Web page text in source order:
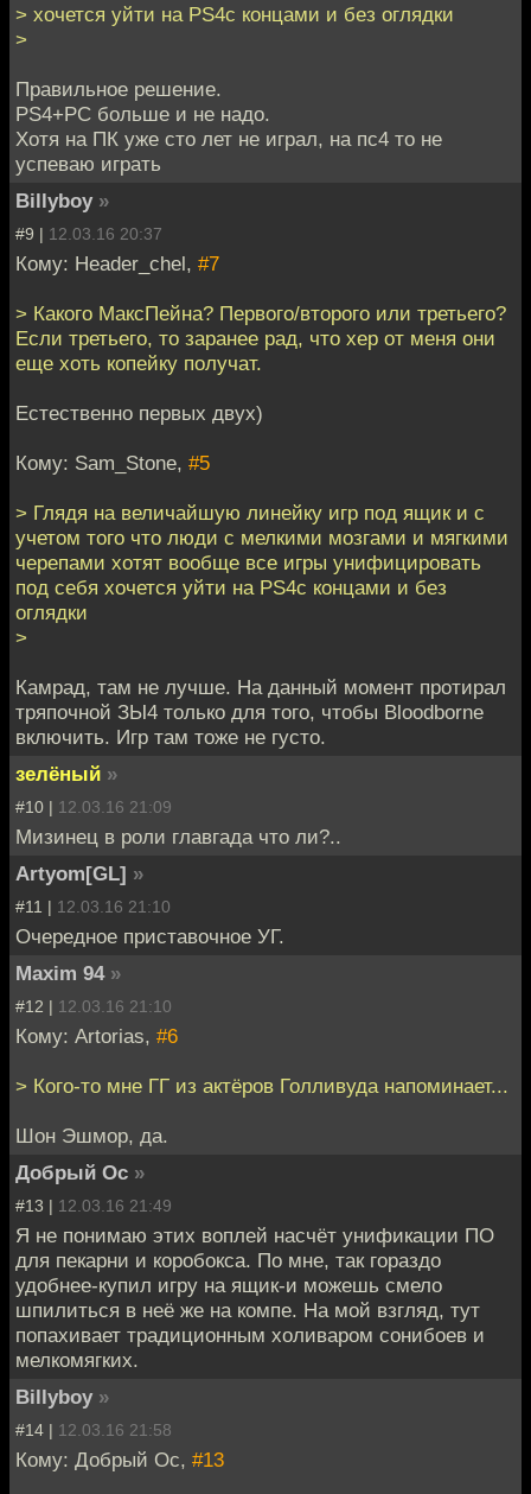
> хочется уйти на PS4с концами и без оглядки
>
Правильное решение.
PS4+PC больше и не надо.
Хотя на ПК уже сто лет не играл, на пс4 то не
успеваю играть
Billyboy »
#9 | 12.03.16 20:37
Кому: Header_chel, #7
> Какого МаксПейна? Первого/второго или третьего?
Если третьего, то заранее рад, что хер от меня они
еще хоть копейку получат.
Естественно первых двух)
Кому: Sam_Stone, #5
> Глядя на величайшую линейку игр под ящик и с
учетом того что люди с мелкими мозгами и мягкими
черепами хотят вообще все игры унифицировать
под себя хочется уйти на PS4с концами и без
оглядки
>
Камрад, там не лучше. На данный момент протирал
тряпочной ЗЫ4 только для того, чтобы Bloodborne
включить. Игр там тоже не густо.
зелёный »
#10 | 12.03.16 21:09
Мизинец в роли главгада что ли?..
Artyom[GL] »
#11 | 12.03.16 21:10
Очередное приставочное УГ.
Maxim 94 »
#12 | 12.03.16 21:10
Кому: Artorias, #6
> Кого-то мне ГГ из актёров Голливуда напоминает...
Шон Эшмор, да.
Добрый Ос »
#13 | 12.03.16 21:49
Я не понимаю этих воплей насчёт унификации ПО
для пекарни и коробокса. По мне, так гораздо
удобнее-купил игру на ящик-и можешь смело
шпилиться в неё же на компе. На мой взгляд, тут
попахивает традиционным холиваром сонибоев и
мелкомягких.
Billyboy »
#14 | 12.03.16 21:58
Кому: Добрый Ос, #13